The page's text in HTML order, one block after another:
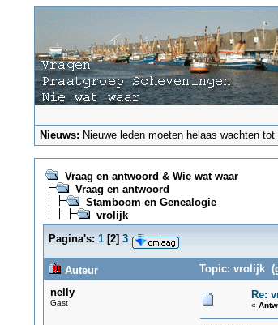
Nieuws: Nieuwe leden moeten helaas wachten
Vraag en antwoord & Wie wat waar
Vraag en antwoord
Stamboom en Genealogie
vrolijk
Pagina's: 1[2] 3
Auteur
Topic: vrolijk
nelly
Gast
Re:
«